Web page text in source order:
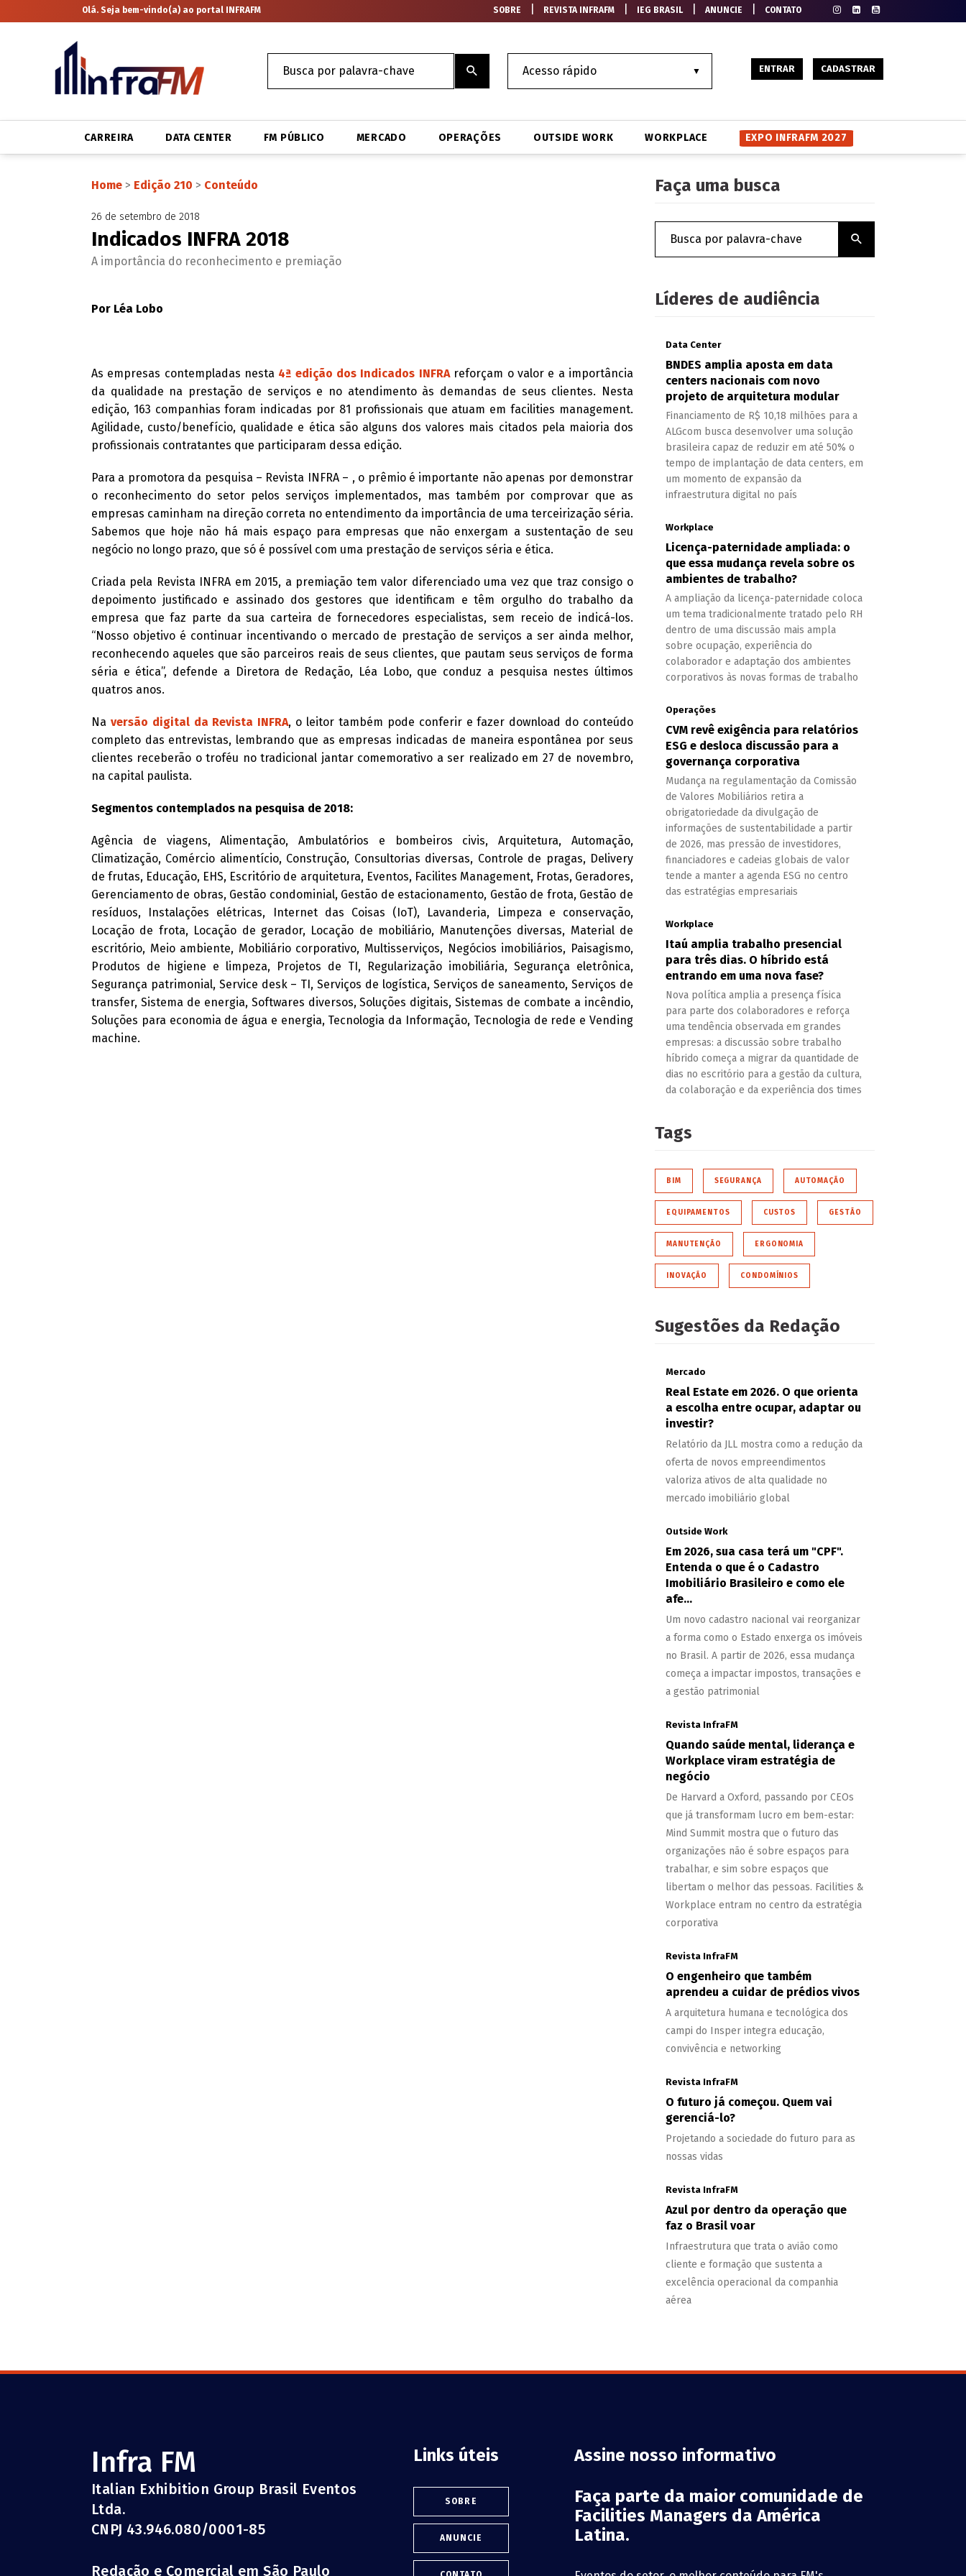
Olá. Seja bem-vindo(a) ao portal INFRAFM SOBRE REVISTA INFRAFM IEG BRASIL|ANUNCIE CONTATO
ENTRAR CADASTRAR
CARREIRA DATA CENTER FM PÚBLICO MERCADO OPERAÇÕES OUTSIDE WORK WORKPLACE EXPO INFRAFM 2027
Home> Edição 210 > Conteúdo
26 de setembro de 2018
Indicados INFRA 2018
A importância do reconhecimento e premiação
Por Léa Lobo
As empresas contempladas nesta 4ª edição dos Indicados INFRAreforçam o valor e a importância
da qualidade na prestação de serviços e no atendimento às demandas de seus clientes. Nesta
edição, 163 companhias foram indicadas por 81 profissionais que atuam em facilities management.
Agilidade, custo/benefício, qualidade e ética são alguns dos valores mais citados pela maioria dos
profissionais contratantes que participaram dessa edição.
Para a promotora da pesquisa – Revista INFRA – , o prêmio é importante não apenas por demonstrar
o reconhecimento do setor pelos serviços implementados, mas também por comprovar que as
empresas caminham na direção correta no entendimento da importância de uma terceirização séria.
Sabemos que hoje não há mais espaço para empresas que não enxergam a sustentação de seu
negócio no longo prazo, que só é possível com uma prestação de serviços séria e ética.
Criada pela Revista INFRA em 2015, a premiação tem valor diferenciado uma vez que traz consigo o
depoimento justificado e assinado dos gestores que identificam e têm orgulho do trabalho da
empresa que faz parte da sua carteira de fornecedores especialistas, sem receio de indicá-los.
“Nosso objetivo é continuar incentivando o mercado de prestação de serviços a ser ainda melhor,
reconhecendo aqueles que são parceiros reais de seus clientes, que pautam seus serviços de forma
séria e ética”, defende a Diretora de Redação, Léa Lobo, que conduz a pesquisa nestes últimos
quatros anos.
Na versão digital da Revista INFRA, o leitor também pode conferir e fazer download do conteúdo
completo das entrevistas, lembrando que as empresas indicadas de maneira espontânea por seus
clientes receberão o troféu no tradicional jantar comemorativo a ser realizado em 27 de novembro,
na capital paulista.
Segmentos contemplados na pesquisa de 2018:
Agência de viagens, Alimentação, Ambulatórios e bombeiros civis, Arquitetura, Automação,
Climatização, Comércio alimentício, Construção, Consultorias diversas, Controle de pragas, Delivery
de frutas, Educação, EHS, Escritório de arquitetura, Eventos, Facilites Management, Frotas, Geradores,
Gerenciamento de obras, Gestão condominial, Gestão de estacionamento, Gestão de frota, Gestão de
resíduos, Instalações elétricas, Internet das Coisas (IoT), Lavanderia, Limpeza e conservação,
Locação de frota, Locação de gerador, Locação de mobiliário, Manutenções diversas, Material de
escritório, Meio ambiente, Mobiliário corporativo, Multisserviços, Negócios imobiliários, Paisagismo,
Produtos de higiene e limpeza, Projetos de TI, Regularização imobiliária, Segurança eletrônica,
Segurança patrimonial, Service desk – TI, Serviços de logística, Serviços de saneamento, Serviços de
transfer, Sistema de energia, Softwares diversos, Soluções digitais, Sistemas de combate a incêndio,
Soluções para economia de água e energia, Tecnologia da Informação, Tecnologia de rede e Vending
machine.
Faça uma busca
Líderes de audiência
Data Center
BNDES amplia aposta em data
centers nacionais com novo
projeto de arquitetura modular
Financiamento de R$ 10,18 milhões para a
ALGcom busca desenvolver uma solução
brasileira capaz de reduzir em até 50% o
tempo de implantação de data centers, em
um momento de expansão da
infraestrutura digital no país
Workplace
Licença-paternidade ampliada: o
que essa mudança revela sobre os
ambientes de trabalho?
A ampliação da licença-paternidade coloca
um tema tradicionalmente tratado pelo RH
dentro de uma discussão mais ampla
sobre ocupação, experiência do
colaborador e adaptação dos ambientes
corporativos às novas formas de trabalho
Operações
CVM revê exigência para relatórios
ESG e desloca discussão para a
governança corporativa
Mudança na regulamentação da Comissão
de Valores Mobiliários retira a
obrigatoriedade da divulgação de
informações de sustentabilidade a partir
de 2026, mas pressão de investidores,
financiadores e cadeias globais de valor
tende a manter a agenda ESG no centro
das estratégias empresariais
Workplace
Itaú amplia trabalho presencial
para três dias. O híbrido está
entrando em uma nova fase?
Nova política amplia a presença física
para parte dos colaboradores e reforça
uma tendência observada em grandes
empresas: a discussão sobre trabalho
híbrido começa a migrar da quantidade de
dias no escritório para a gestão da cultura,
da colaboração e da experiência dos times
Tags
BIM SEGURANÇA AUTOMAÇÃO
EQUIPAMENTOS CUSTOS GESTÃO
MANUTENÇÃO ERGONOMIA
INOVAÇÃO CONDOMÍNIOS
Sugestões da Redação
Mercado
Real Estate em 2026. O que orienta
a escolha entre ocupar, adaptar ou
investir?
Relatório da JLL mostra como a redução da
oferta de novos empreendimentos
valoriza ativos de alta qualidade no
mercado imobiliário global
Outside Work
Em 2026, sua casa terá um "CPF".
Entenda o que é o Cadastro
Imobiliário Brasileiro e como ele
afe...
Um novo cadastro nacional vai reorganizar
a forma como o Estado enxerga os imóveis
no Brasil. A partir de 2026, essa mudança
começa a impactar impostos, transações e
a gestão patrimonial
Revista InfraFM
Quando saúde mental, liderança e
Workplace viram estratégia de
negócio
De Harvard a Oxford, passando por CEOs
que já transformam lucro em bem-estar:
Mind Summit mostra que o futuro das
organizações não é sobre espaços para
trabalhar, e sim sobre espaços que
libertam o melhor das pessoas. Facilities &
Workplace entram no centro da estratégia
corporativa
Revista InfraFM
O engenheiro que também
aprendeu a cuidar de prédios vivos
A arquitetura humana e tecnológica dos
campi do Insper integra educação,
convivência e networking
Revista InfraFM
O futuro já começou. Quem vai
gerenciá-lo?
Projetando a sociedade do futuro para as
nossas vidas
Revista InfraFM
Azul por dentro da operação que
faz o Brasil voar
Infraestrutura que trata o avião como
cliente e formação que sustenta a
excelência operacional da companhia
aérea
Infra FM
Italian Exhibition Group Brasil Eventos
Ltda.
CNPJ 43.946.080/0001-85
Redação e Comercial em São Paulo
Links úteis
SOBRE
ANUNCIE
Assine nosso informativo
Faça parte da maior comunidade de
Facilities Managers da América
Latina.